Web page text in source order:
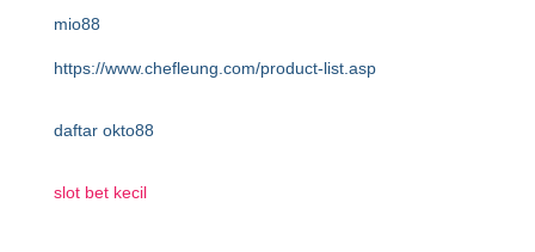
mio88
https://www.chefleung.com/product-list.asp
daftar okto88
slot bet kecil